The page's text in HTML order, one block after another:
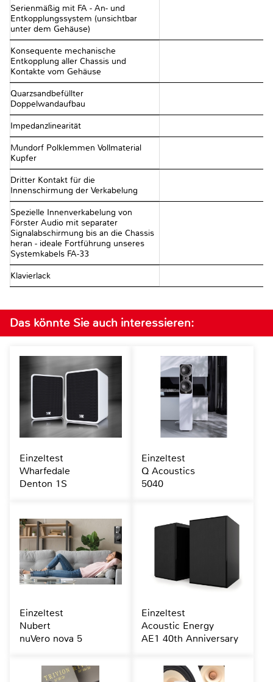
Serienmäßig mit FA - An- und
Entkopplungssystem (unsichtbar
unter dem Gehäuse)
Konsequente mechanische
Entkopplung aller Chassis und
Kontakte vom Gehäuse
Quarzsandbefüllter
Doppelwandaufbau
Impedanzlinearität
Mundorf Polklemmen Vollmaterial
Kupfer
Dritter Kontakt für die
Innenschirmung der Verkabelung
Spezielle Innenverkabelung von
Förster Audio mit separater
Signalabschirmung bis an die Chassis
heran - ideale Fortführung unseres
Systemkabels FA-33
Klavierlack
Das könnte Sie auch interessieren:
Einzeltest
Wharfedale
Denton 1S
Einzeltest
Q Acoustics
5040
Einzeltest
Nubert
nuVero nova 5
Einzeltest
Acoustic Energy
AE1 40th Anniversary